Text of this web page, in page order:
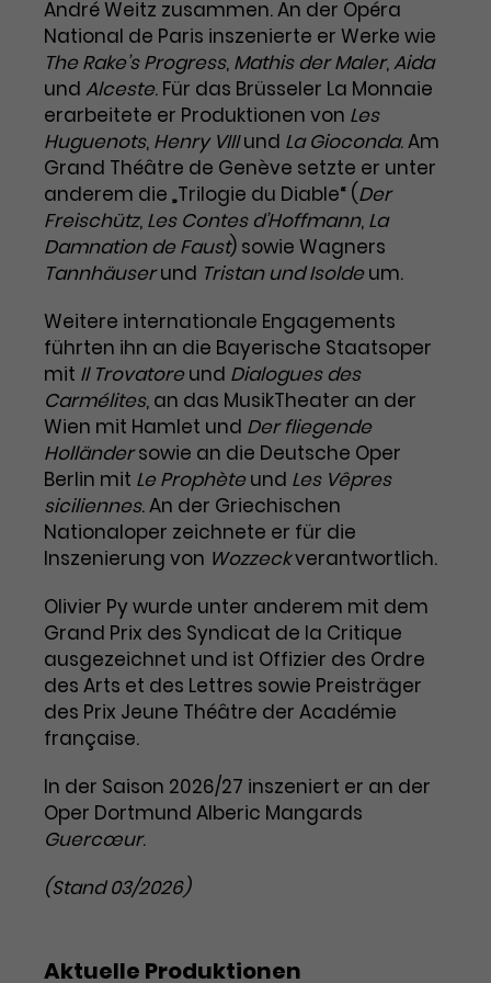
Benutzer*in wiedererkannt werden,
und es wird Zugang zu
geschützten Bereichen gewährt.
Name cookie_optin
Anbieter TYPO3
Laufzeit 1 Monat
Zweck
Optin-Einstellungen.
Laufzeit 2 Jahre
Zweck
Dieses Cookie wird von Google
Analytics installiert. Das Cookie
wird verwendet, um
Besucher*innen-, Sitzungs- und
Kampagnendaten zu berechnen
und die Nutzung der Website für
den Analysebericht der Website zu
verfolgen. Die Cookies speichern
Informationen anonym und weisen
um Besuche zu erkennen.
Name _gid
Anbieter Google Analytics
Laufzeit 1 Tag
Zweck
Dieses Cookie wird von Google
Analytics installiert. Das Cookie
wird verwendet, um Informationen
darüber zu speichern, wie
Besucher*innen eine Website
nutzen, und hilft bei der Erstellung
eines Analyseberichts über die
erhobenen Daten umfassen in
anonymisierter Form die Anzahl
der Besuche, die Quelle, aus der sie
Name _gat_UA-63561367-1
Marketing
Diese Gruppe beinhaltet alle Scripte, die es uns
ermöglichen die Leistung unserer
Werbekampagnen zu analysieren und
Conversions zu messen. Außerdem helfen sie
uns dabei Werbeanzeigen und Inhalte besser auf
die Interessen unserer Nutzer abzustimmen.
Name
_gcl_au
Anbieter Google Ads
Laufzeit 3 Monate
Zweck
Wird von Google verwendet, um
die Effizienz von Werbeanzeigen zu
messen und Conversions zu
speichern. Dieses Cookie hilft dabei
nachzuvollziehen, ob Nutzer über
Google-Anzeigen auf unsere
Website gelangt sind.
_gcl_aw
Anbieter Google Ads
Laufzeit 3 Monate
Dieses Cookie speichert
Conversions zu Google Ads-
Kampagnen.
Anbieter Google / DoubleClick
Cookie-Informationen
André Weitz zusammen. An der Opéra
National de Paris inszenierte er Werke wie
The Rake’s Progress, Mathis der Maler,Aida
und Alceste. Für das Brüsseler La Monnaie
erarbeitete er Produktionen von Les
Huguenots, Henry VIIIund La Gioconda. Am
Grand Théâtre de Genève setzte er unter
anderem die „Trilogie du Diable“ (Der
Freischütz, Les Contes d’Hoffmann, La
Damnation de Faust) sowie Wagners
Tannhäuserund Tristan und Isoldeum.
Weitere internationale Engagements
führten ihn an die Bayerische Staatsoper
mit Il Trovatoreund Dialogues des
Carmélites, an das MusikTheater an der
Wien mit Hamlet und Der fliegende
Holländersowie an die Deutsche Oper
Berlin mit Le Prophèteund Les Vêpres
siciliennes. An der Griechischen
Nationaloper zeichnete er für die
Inszenierung von Wozzeckverantwortlich.
Olivier Py wurde unter anderem mit dem
Grand Prix des Syndicat de la Critique
ausgezeichnet und ist Offizier des Ordre
des Arts et des Lettres sowie Preisträger
des Prix Jeune Théâtre der Académie
française.
In der Saison 2026/27 inszeniert er an der
Oper Dortmund Alberic Mangards
Guercœur.
(Stand 03/2026)
Aktuelle Produktionen